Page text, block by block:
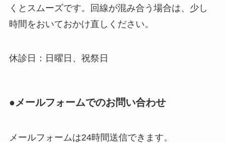
くとスムーズです。回線が混み合う場合は、少し
時間をおいておかけ直しください。
休診日：日曜日、祝祭日
●メールフォームでのお問い合わせ
メールフォームは24時間送信できます。